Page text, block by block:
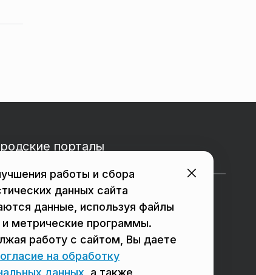
порталы
в Балашихе
Посаде в Люберцах
работы и сбора
данных сайта
данные, используя файлы
метрические программы.
работу с сайтом, Вы даете
на обработку
данных , а также